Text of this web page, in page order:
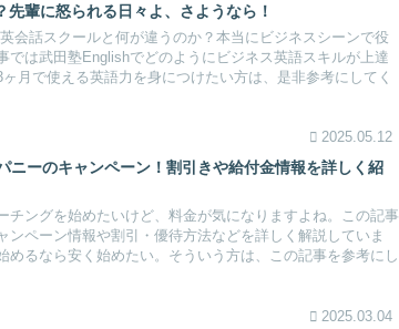
輩に怒られる日々よ、さようなら！
会話スクールと何が違うのか？本当にビジネスシーンで役
では武田塾Englishでどのようにビジネス英語スキルが上達
月で使える英語力を身につけたい方は、是非参考にしてく
2025.05.12
ニーのキャンペーン！割引きや給付金情報を詳しく紹
チングを始めたいけど、料金が気になりますよね。この記事
ンペーン情報や割引・優待方法などを詳しく解説していま
めるなら安く始めたい。そういう方は、この記事を参考にし
2025.03.04